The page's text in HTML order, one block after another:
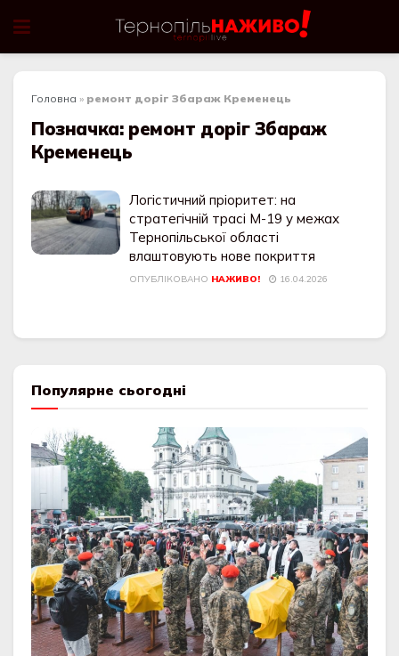
Головна » ремонт доріг Збараж Кременець
Позначка: ремонт доріг Збараж
Кременець
Логістичний пріоритет: на
стратегічній трасі М-19 у межах
Тернопільської області
влаштовують нове покриття
ОПУБЛІКОВАНО НАЖИВО! 16.04.2026
Популярне сьогодні